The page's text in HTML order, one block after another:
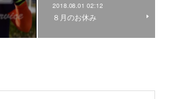
2018.08.01 02:12
８月のお休み